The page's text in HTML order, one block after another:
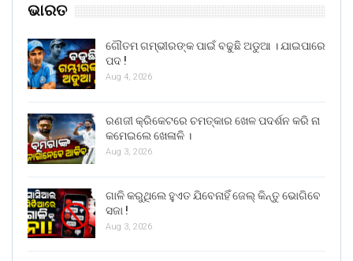
ଭାରତ
ଗୌତମ ଗମ୍ଭୀରଙ୍କ ପାଇଁ ବଢୁଛି ଅଡୁଆ । ଯାଇପାରେ
ପଦ !
Aug 4, 2026
ରଣଜୀ କ୍ରିକେଟରେ ଚମତ୍କାର ଖେଳ ପଦର୍ଶନ କରି ନା
କମେଇଲେ ଖେଳାଳି ।
Aug 3, 2026
ଗାଳି କରୁଥିଲେ ହୁଏତ ଯିବେନାହିଁ ଜେଲ୍ କିନ୍ତୁ ଭୋଗିବେ
ସଜା !
Aug 3, 2026